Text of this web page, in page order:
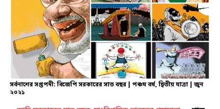
সর্বনাশের সপ্তপদী: বিজেপি সরকারের সাত বছর | পঞ্চম বর্ষ, দ্বিতীয় যাত্রা | জুন
২০২১